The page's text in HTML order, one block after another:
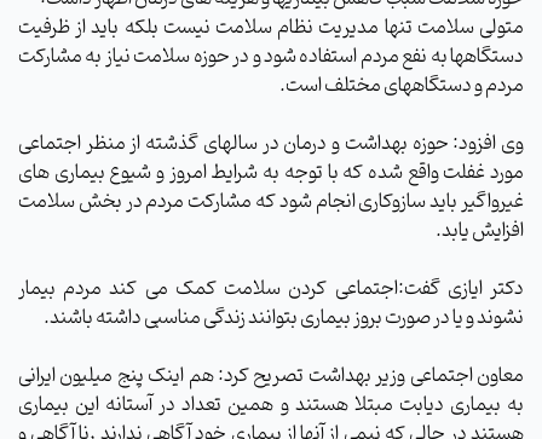
متولی سلامت تنها مدیریت نظام سلامت نیست بلکه باید از ظرفیت
دستگاهها به نفع مردم استفاده شود و در حوزه سلامت نیاز به مشارکت
مردم و دستگاههای مختلف است.
وی افزود: حوزه بهداشت و درمان در سالهای گذشته از منظر اجتماعی
مورد غفلت واقع شده که با توجه به شرایط امروز و شیوع بیماری های
غیرواگیر باید سازوکاری انجام شود که مشارکت مردم در بخش سلامت
افزایش یابد.
دکتر ایازی گفت:اجتماعی کردن سلامت کمک می کند مردم بیمار
نشوند و یا در صورت بروز بیماری بتوانند زندگی مناسبی داشته باشند.
معاون اجتماعی وزیر بهداشت تصریح کرد: هم اینک پنج میلیون ایرانی
به بیماری دیابت مبتلا هستند و همین تعداد در آستانه این بیماری